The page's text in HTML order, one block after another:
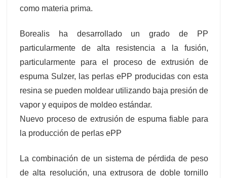
como materia prima.
Borealis ha desarrollado un grado de PP
particularmente de alta resistencia a la fusión,
particularmente para el proceso de extrusión de
espuma Sulzer, las perlas ePP producidas con esta
resina se pueden moldear utilizando baja presión de
vapor y equipos de moldeo estándar.
Nuevo proceso de extrusión de espuma fiable para
la producción de perlas ePP
La combinación de un sistema de pérdida de peso
de alta resolución, una extrusora de doble tornillo